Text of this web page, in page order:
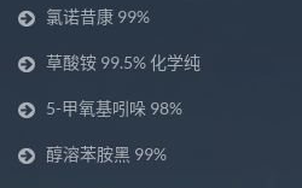
氯诺昔康 99%
草酸铵 99.5% 化学纯
5-甲氧基吲哚 98%
醇溶苯胺黑 99%